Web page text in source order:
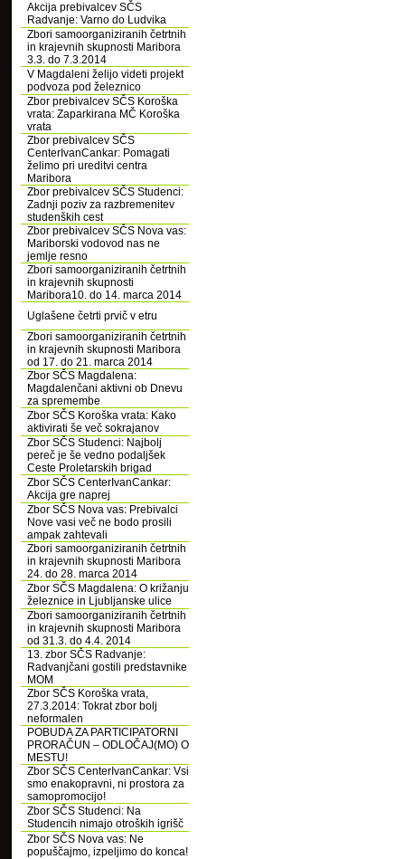
Akcija prebivalcev SČS
Radvanje: Varno do Ludvika
Zbori samoorganiziranih četrtnih
in krajevnih skupnosti Maribora
3.3. do 7.3.2014
V Magdaleni želijo videti projekt
podvoza pod železnico
Zbor prebivalcev SČS Koroška
vrata: Zaparkirana MČ Koroška
vrata
Zbor prebivalcev SČS
CenterIvanCankar: Pomagati
želimo pri ureditvi centra
Maribora
Zbor prebivalcev SČS Studenci:
Zadnji poziv za razbremenitev
studenških cest
Zbor prebivalcev SČS Nova vas:
Mariborski vodovod nas ne
jemlje resno
Zbori samoorganiziranih četrtnih
in krajevnih skupnosti
Maribora10. do 14. marca 2014
Uglašene četrti prvič v etru
Zbori samoorganiziranih četrtnih
in krajevnih skupnosti Maribora
od 17. do 21. marca 2014
Zbor SČS Magdalena:
Magdalenčani aktivni ob Dnevu
za spremembe
Zbor SČS Koroška vrata: Kako
aktivirati še več sokrajanov
Zbor SČS Studenci: Najbolj
pereč je še vedno podaljšek
Ceste Proletarskih brigad
Zbor SČS CenterIvanCankar:
Akcija gre naprej
Zbor SČS Nova vas: Prebivalci
Nove vasi več ne bodo prosili
ampak zahtevali
Zbori samoorganiziranih četrtnih
in krajevnih skupnosti Maribora
24. do 28. marca 2014
Zbor SČS Magdalena: O križanju
železnice in Ljubljanske ulice
Zbori samoorganiziranih četrtnih
in krajevnih skupnosti Maribora
od 31.3. do 4.4. 2014
13. zbor SČS Radvanje:
Radvanjčani gostili predstavnike
MOM
Zbor SČS Koroška vrata,
27.3.2014: Tokrat zbor bolj
neformalen
POBUDA ZA PARTICIPATORNI
PRORAČUN – ODLOČAJ(MO) O
MESTU!
Zbor SČS CenterIvanCankar: Vsi
smo enakopravni, ni prostora za
samopromocijo!
Zbor SČS Studenci: Na
Studencih nimajo otroških igrišč
Zbor SČS Nova vas: Ne
popuščajmo, izpeljimo do konca!